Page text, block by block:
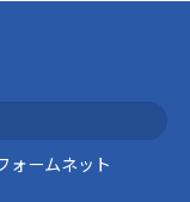
スタッフの日常
ォームネット